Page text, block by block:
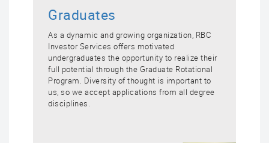
Graduates
As a dynamic and growing organization, RBC
Investor Services offers motivated
undergraduates the opportunity to realize their
full potential through the Graduate Rotational
Program. Diversity of thought is important to
us, so we accept applications from all degree
disciplines.